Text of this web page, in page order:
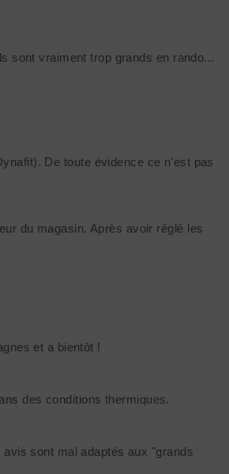
sont vraiment trop grands en rando...
De toute évidence ce n'est pas
du magasin. Après avoir réglé les
et a bientôt !
des conditions thermiques.
sont mal adaptés aux "grands